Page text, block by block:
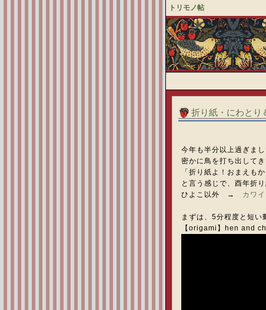
トリモノ帖
折り紙・にわとり
今年も半分以上過ぎま
密かに鳥を打ち出してき
「折り紙よ！おまえもか
と言う感じで、酉年折
ひよこ以外 → カワ
まずは、5分程度と短い
【origami】hen and